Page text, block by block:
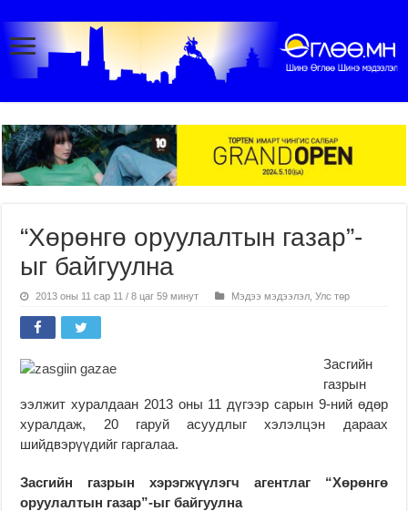
“Хөрөнгө оруулалтын газар”-
ыг байгуулна
2013 оны 11 сар 11 / 8 цаг 59 минут Мэдээ мэдээлэл ,Улс төр
Засгийн
газрын
ээлжит хуралдаан 2013 оны 11 дүгээр сарын 9-ний өдөр
хуралдаж, 20 гаруй асуудлыг хэлэлцэн дараах
шийдвэрүүдийг гаргалаа.
Засгийн газрын хэрэгжүүлэгч агентлаг “Хөрөнгө
оруулалтын газар”-ыг байгуулна